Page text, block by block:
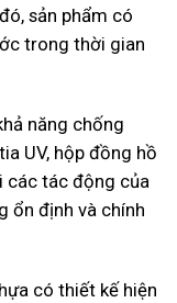
sản phẩm có
trong thời gian
năng chống
UV, hộp đồng hồ
các tác động của
ổn định và chính
có thiết kế hiện